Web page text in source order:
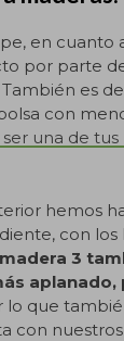
en cuanto
por parte
También es
con
una de
hemos
con los
3
lo que
con